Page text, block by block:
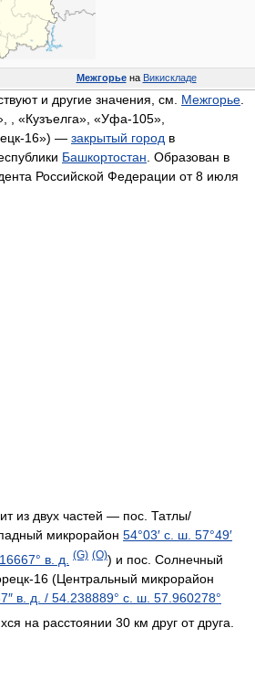
Межгорьена Викискладе
и другие значения, см. Межгорье
, «Кузъелга», «Уфа-105»,
16») — закрытый город в
Башкортостан . Образован в
Российской Федерации от 8 июля
из двух частей — пос. Татлы/
микрорайон 54°03′ с. ш. 57°49′
в. д. (G) (O)) и пос. Солнечный
16 (Центральный микрорайон
в. д. / 54.238889° с. ш. 57.960278°
на расстоянии 30 км друг от друга.